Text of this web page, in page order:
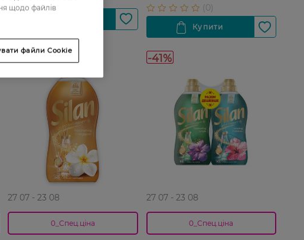
-33%
27 07 - 23 08
0_Спец.ціна
-41%
27 07 - 23 08
0_Спец.ціна
щодо файлів
файли Cookie